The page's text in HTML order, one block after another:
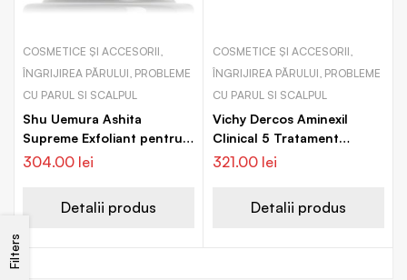
Filters
COSMETICE ȘI ACCESORII,
ÎNGRIJIREA PĂRULUI, PROBLEME
CU PARUL SI SCALPUL
Shu Uemura Ashita
Supreme Exfoliant pentru
scalp cu efect revitalizant
304.00 lei
Detalii produs
COSMETICE ȘI ACCESORII,
ÎNGRIJIREA PĂRULUI, PROBLEME
CU PARUL SI SCALPUL
Vichy Dercos Aminexil
Clinical 5 Tratament
împotriva căderii părului
321.00 lei
Detalii produs